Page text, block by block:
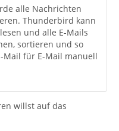
alle Nachrichten
Thunderbird kann
und alle E-Mails
sortieren und so
Mail für E-Mail manuell
willst auf das